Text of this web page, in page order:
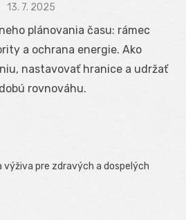
Posted
13. 7. 2025
plánovania času: rámec
a ochrana energie. Ako
nastavovať hranice a udržať
rovnováhu.
výživa pre zdravých a dospelých